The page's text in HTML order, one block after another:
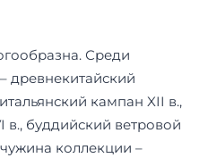
Среди
древнекитайский
кампан XII в.,
в., буддийский ветровой
коллекции –